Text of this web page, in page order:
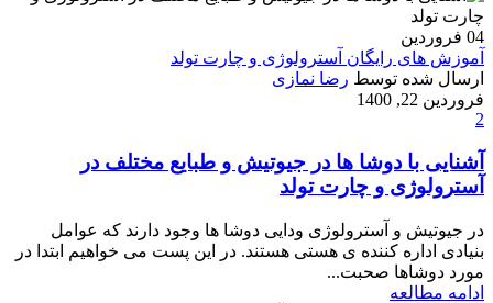
04 فروردین
آموزش های رایگان آسترولوژی و چارت تولد
ارسال شده توسط رضا نمازی
فروردین 22, 1400
2
آشنایی با دوشا ها در جیوتیش و طبایع مختلف در
آسترولوژی و چارت تولد
در جیوتیش و آسترولوژی ودایی دوشا ها وجود دارند که عوامل
بنیادی اداره کننده ی هستی هستند. در این پست می خواهیم ابتدا در
مورد دوشاها صحبت...
ادامه مطالعه